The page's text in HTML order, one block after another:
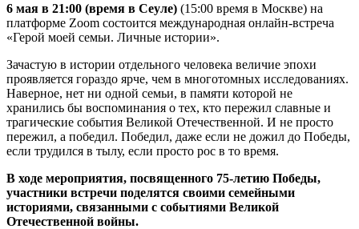
6 мая в 21:00 (время в Сеуле) (15:00 время в Москве) на
платформе Zoom состоится международная онлайн-встреча
«Герой моей семьи. Личные истории».
Зачастую в истории отдельного человека величие эпохи
проявляется гораздо ярче, чем в многотомных исследованиях.
Наверное, нет ни одной семьи, в памяти которой не
хранились бы воспоминания о тех, кто пережил славные и
трагические события Великой Отечественной. И не просто
пережил, а победил. Победил, даже если не дожил до Победы,
если трудился в тылу, если просто рос в то время.
В ходе мероприятия, посвященного 75-летию Победы,
участники встречи поделятся своими семейными
историями, связанными с событиями Великой
Отечественной войны.